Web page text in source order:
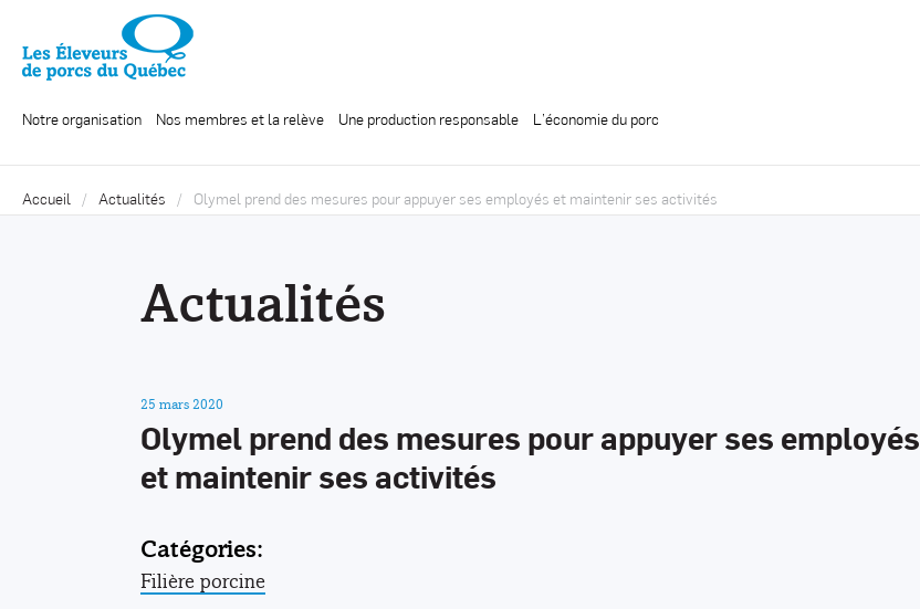
Notre organisation Nos membres et la relève Une production responsable L’économie du porc
Accueil Actualités Olymel prend des mesures pour appuyer ses employés et maintenir ses activités
Actualités
25 mars 2020
Olymel prend des mesures pour appuyer ses employés
et maintenir ses activités
Catégories:
Filière porcine